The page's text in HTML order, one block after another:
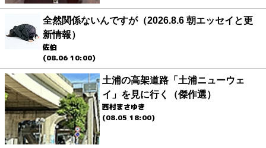
全然関係ないんですが（2026.8.6 朝エッセイと更
新情報）
佐伯
(08.06 10:00)
土浦の高架道路「土浦ニューウェ
イ」を見に行く（傑作選）
西村まさゆき
(08.05 18:00)